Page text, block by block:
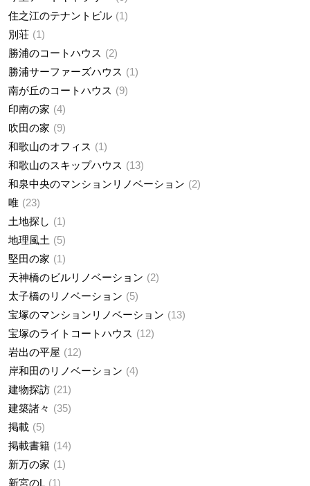
住之江のテナントビル
1
別荘
1
勝浦のコートハウス
2
勝浦サーファーズハウス
1
南が丘のコートハウス
9
印南の家
4
吹田の家
9
和歌山のオフィス
1
和歌山のスキップハウス
13
和泉中央のマンションリノベーション
2
唯
23
土地探し
1
地理風土
5
堅田の家
1
天神橋のビルリノベーション
2
太子橋のリノベーション
5
宝塚のマンションリノベーション
13
宝塚のライトコートハウス
12
岩出の平屋
12
岸和田のリノベーション
4
建物探訪
21
建築諸々
35
掲載
5
掲載書籍
14
新万の家
1
新宮のL
1